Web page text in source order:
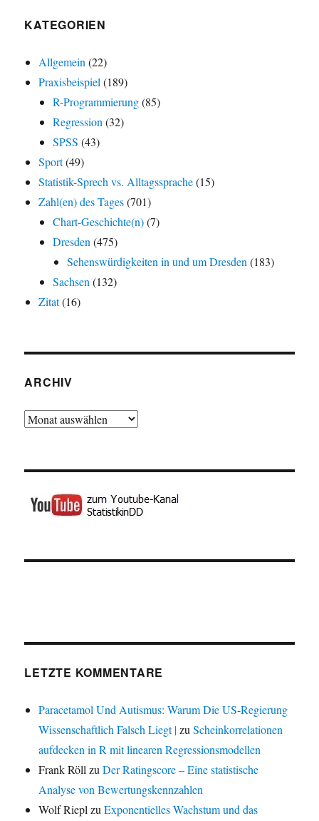
KATEGORIEN
Allgemein (22)
Praxisbeispiel (189)
R-Programmierung(85)
Regression (32)
SPSS (43)
Sport(49)
Statistik-Sprech vs. Alltagssprache(15)
Zahl(en) des Tages(701)
Chart-Geschichte(n)(7)
Dresden (475)
Sehenswürdigkeiten in und um Dresden (183)
Sachsen (132)
Zitat(16)
ARCHIV
Archiv
LETZTE KOMMENTARE
Paracetamol Und Autismus: Warum Die US-Regierung
Wissenschaftlich Falsch Liegt |zuScheinkorrelationen
aufdecken in R mit linearen Regressionsmodellen
Frank Röll zuDer Ratingscore – Eine statistische
Analyse von Bewertungskennzahlen
Wolf Riepl zuExponentielles Wachstum und das